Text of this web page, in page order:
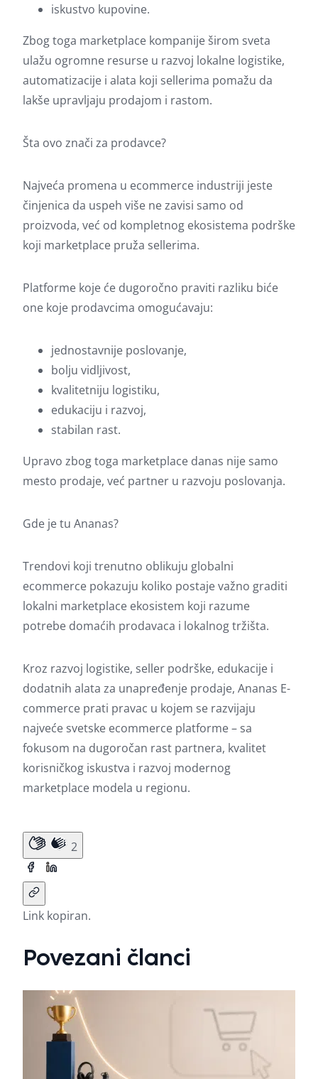
iskustvo kupovine.
Zbog toga marketplace kompanije širom sveta
ulažu ogromne resurse u razvoj lokalne logistike,
automatizacije i alata koji sellerima pomažu da
lakše upravljaju prodajom i rastom.
Šta ovo znači za prodavce?
Najveća promena u ecommerce industriji jeste
činjenica da uspeh više ne zavisi samo od
proizvoda, već od kompletnog ekosistema podrške
koji marketplace pruža sellerima.
Platforme koje će dugoročno praviti razliku biće
one koje prodavcima omogućavaju:
jednostavnije poslovanje,
bolju vidljivost,
kvalitetniju logistiku,
edukaciju i razvoj,
stabilan rast.
Upravo zbog toga marketplace danas nije samo
mesto prodaje, već partner u razvoju poslovanja.
Gde je tu Ananas?
Trendovi koji trenutno oblikuju globalni
ecommerce pokazuju koliko postaje važno graditi
lokalni marketplace ekosistem koji razume
potrebe domaćih prodavaca i lokalnog tržišta.
Kroz razvoj logistike, seller podrške, edukacije i
dodatnih alata za unapređenje prodaje, Ananas E-
commerce prati pravac u kojem se razvijaju
najveće svetske ecommerce platforme – sa
fokusom na dugoročan rast partnera, kvalitet
korisničkog iskustva i razvoj modernog
marketplace modela u regionu.
2
Link kopiran.
Povezani članci